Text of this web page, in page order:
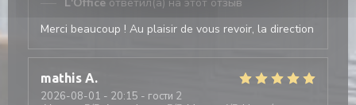
Merci beaucoup ! Au plaisir de vous revoir, la direction
mathis A
2026-08-01 - 20:15 - гости 2